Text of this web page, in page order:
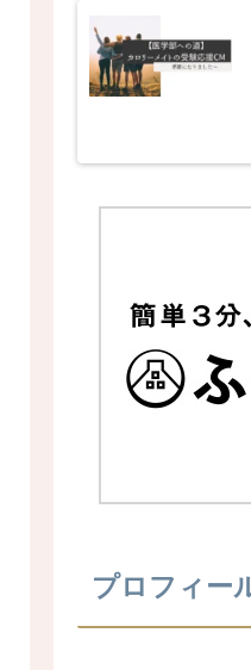
プロフィー